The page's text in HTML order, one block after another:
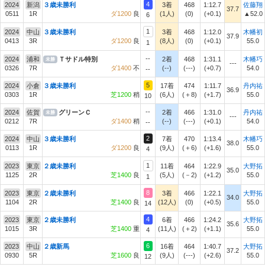
2024
0511
新潟
1R
３歳未勝利
ダ1200 良
4
6
3着
(1人)
468
(0)
1:12.7
(+0.1)
37.7
佐藤翔
▲52.0
2024
0413
中山
3R
３歳未勝利
ダ1200 良
1
1
3着
(8人)
468
(0)
1:12.0
(+0.1)
37.9
木幡初
55.0
2024
0326
浦和
7R
未勝
Ｔサドル特別
ダ1400 不
--
--
2着
(--)
468
(---)
1:31.1
(+0.7)
---
木幡巧
54.0
2024
0303
小倉
1R
３歳未勝利
芝1200 稍
5
10
17着
(6人)
474
(＋8)
1:11.7
(+1.7)
36.9
丹内祐
55.0
2024
0212
佐賀
7R
未勝
グリーンＣ
ダ1400 稍
--
--
2着
(--)
466
(---)
1:31.0
(+0.1)
---
丹内祐
54.0
2024
0113
中山
1R
３歳未勝利
ダ1200 良
2
4
7着
(9人)
470
(＋6)
1:13.4
(+1.6)
38.0
木幡巧
55.0
2023
1125
東京
2R
２歳未勝利
芝1400 良
1
1
11着
(5人)
464
(－2)
1:22.9
(+1.2)
35.0
大野拓
55.0
2023
1104
東京
2R
２歳未勝利
芝1400 良
8
14
3着
(12人)
466
(0)
1:22.1
(+0.5)
34.0
大野拓
55.0
2023
1015
東京
3R
２歳未勝利
芝1400 重
4
4
6着
(11人)
466
(＋2)
1:24.2
(+1.1)
35.6
大野拓
55.0
2023
0930
中山
5R
２歳新馬
芝1600 良
6
12
16着
(9人)
464
(---)
1:40.7
(+2.6)
37.2
大野拓
55.0